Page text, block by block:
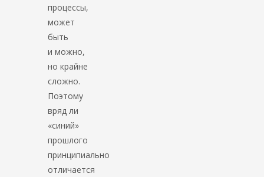
процессы,
может
быть
и можно,
но крайне
сложно.
Поэтому
вряд ли
«синий»
прошлого
принципиально
отличается